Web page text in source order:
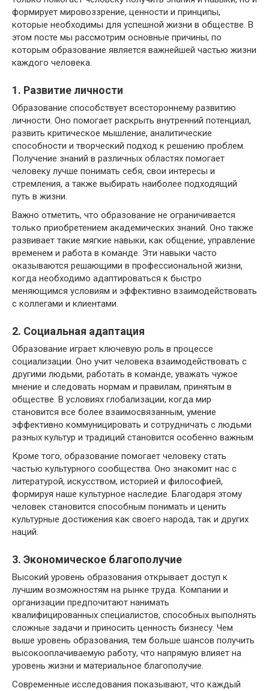
формирует мировоззрение, ценности и принципы,
которые необходимы для успешной жизни в обществе. В
этом посте мы рассмотрим основные причины, по
которым образование является важнейшей частью жизни
каждого человека.
1. Развитие личности
Образование способствует всестороннему развитию
личности. Оно помогает раскрыть внутренний потенциал,
развить критическое мышление, аналитические
способности и творческий подход к решению проблем.
Получение знаний в различных областях помогает
человеку лучше понимать себя, свои интересы и
стремления, а также выбирать наиболее подходящий
путь в жизни.
Важно отметить, что образование не ограничивается
только приобретением академических знаний. Оно также
развивает такие мягкие навыки, как общение, управление
временем и работа в команде. Эти навыки часто
оказываются решающими в профессиональной жизни,
когда необходимо адаптироваться к быстро
меняющимся условиям и эффективно взаимодействовать
с коллегами и клиентами.
2. Социальная адаптация
Образование играет ключевую роль в процессе
социализации. Оно учит человека взаимодействовать с
другими людьми, работать в команде, уважать чужое
мнение и следовать нормам и правилам, принятым в
обществе. В условиях глобализации, когда мир
становится все более взаимосвязанным, умение
эффективно коммуницировать и сотрудничать с людьми
разных культур и традиций становится особенно важным.
Кроме того, образование помогает человеку стать
частью культурного сообщества. Оно знакомит нас с
литературой, искусством, историей и философией,
формируя наше культурное наследие. Благодаря этому
человек становится способным понимать и ценить
культурные достижения как своего народа, так и других
наций.
3. Экономическое благополучие
Высокий уровень образования открывает доступ к
лучшим возможностям на рынке труда. Компании и
организации предпочитают нанимать
квалифицированных специалистов, способных выполнять
сложные задачи и приносить ценность бизнесу. Чем
выше уровень образования, тем больше шансов получить
высокооплачиваемую работу, что напрямую влияет на
уровень жизни и материальное благополучие.
Современные исследования показывают, что каждый